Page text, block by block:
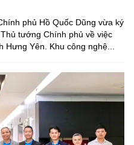
phủ Hồ Quốc Dũng vừa ký
tướng Chính phủ về việc
Yên. Khu công nghệ...